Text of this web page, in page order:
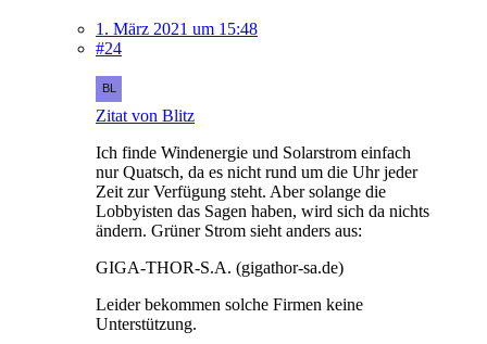
1. März 2021 um 15:48
#24
Zitat von Blitz
Ich finde Windenergie und Solarstrom einfach
nur Quatsch, da es nicht rund um die Uhr jeder
Zeit zur Verfügung steht. Aber solange die
Lobbyisten das Sagen haben, wird sich da nichts
ändern. Grüner Strom sieht anders aus:
GIGA-THOR-S.A. (gigathor-sa.de)
Leider bekommen solche Firmen keine
Unterstützung.